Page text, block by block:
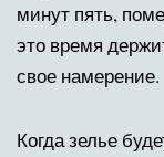
минут пять,
это время
свое намерение.
Когда зелье